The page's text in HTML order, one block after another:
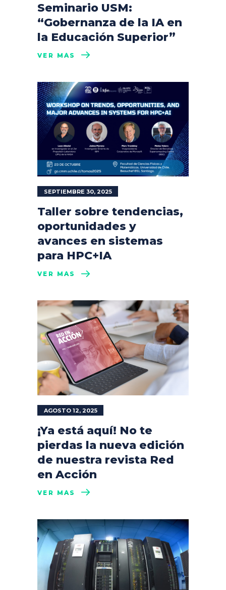
Seminario USM:
“Gobernanza de la IA en
la Educación Superior”
VER MÁS
SEPTIEMBRE 30, 2025
Taller sobre tendencias,
oportunidades y
avances en sistemas
para HPC+IA
VER MÁS
AGOSTO 12, 2025
¡Ya está aquí! No te
pierdas la nueva edición
de nuestra revista Red
en Acción
VER MÁS